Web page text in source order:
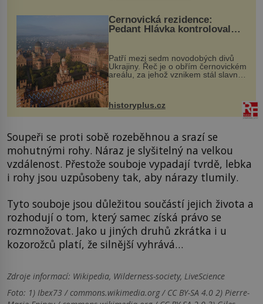
Černovická rezidence:
Pedant Hlávka kontroloval
Patří mezi sedm novodobých divů
Ukrajiny. Řeč je o obřím černovickém
areálu, za jehož vznikem stál slavný
český architekt Josef Hlávka. Ten si
na něm dal mimořádně záležet. Jeho
stavební plány by při ...
historyplus.cz
Soupeři se proti sobě rozeběhnou a srazí se
mohutnými rohy. Náraz je slyšitelný na velkou
vzdálenost. Přestože souboje vypadají tvrdě, lebka
i rohy jsou uzpůsobeny tak, aby nárazy tlumily.
Tyto souboje jsou důležitou součástí jejich života a
rozhodují o tom, který samec získá právo se
rozmnožovat. Jako u jiných druhů zkrátka i u
kozorožců platí, že silnější vyhrává…
Zdroje informací: Wikipedia, Wilderness-society, LiveScience
Foto: 1) Ibex73 / commons.wikimedia.org / CC BY-SA 4.0 2) Pierre-